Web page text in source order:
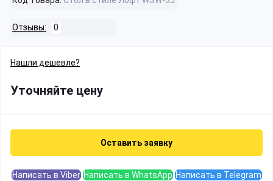
Отзывы: 0
Нашли дешевле?
Уточняйте цену
Оставить заявку
Написать в Viber Написать в WhatsApp Написать в Telegram